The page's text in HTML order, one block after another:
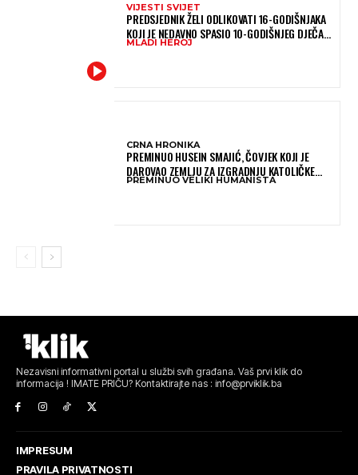
VIJESTI SVIJET
PREDSJEDNIK ŽELI ODLIKOVATI 16-GODIŠNJAKA
KOJI JE NEDAVNO SPASIO 10-GODIŠNJEG DJEČAKA
IZ SMRTONOSNIH VALOVA
MLADI HEROJ
CRNA HRONIKA
PREMINUO HUSEIN SMAJIĆ, ČOVJEK KOJI JE
DAROVAO ZEMLJU ZA IZGRADNJU KATOLIČKE
CRKVE U BUGOJNU
PREMINUO VELIKI HUMANISTA
Nezavisni informativni portal u službi svih građana. Vaš prvi klik do
informacija ! IMATE PRIČU? Kontaktirajte nas : info@prviklik.ba
IMPRESUM
PRAVILA PRIVATNOSTI